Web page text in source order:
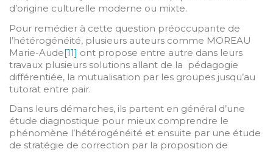
d’origine culturelle moderne ou mixte.
Pour remédier à cette question préoccupante de
l’hétérogénéité, plusieurs auteurs comme MOREAU
Marie-Aude[11] ont propose entre autre dans leurs
travaux plusieurs solutions allant de la pédagogie
différentiée, la mutualisation par les groupes jusqu’au
tutorat entre pair.
Dans leurs démarches, ils partent en général d’une
étude diagnostique pour mieux comprendre le
phénomène l’hétérogénéité et ensuite par une étude
de stratégie de correction par la proposition de